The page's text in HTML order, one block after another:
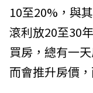
10至20%，與
滾利放20至30
買房，總有一
而會推升房價